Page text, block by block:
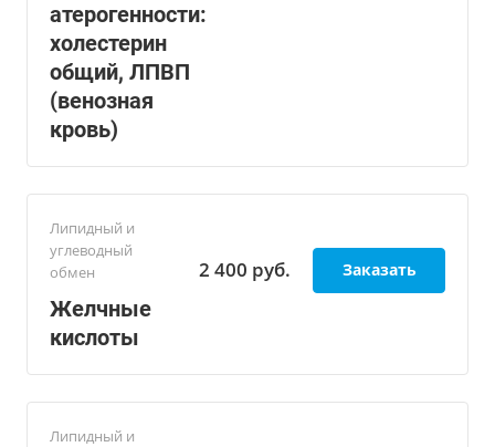
атерогенности:
холестерин
общий, ЛПВП
(венозная
кровь)
Липидный и
углеводный
обмен
Желчные
кислоты
2 400 руб. Заказать
Липидный и